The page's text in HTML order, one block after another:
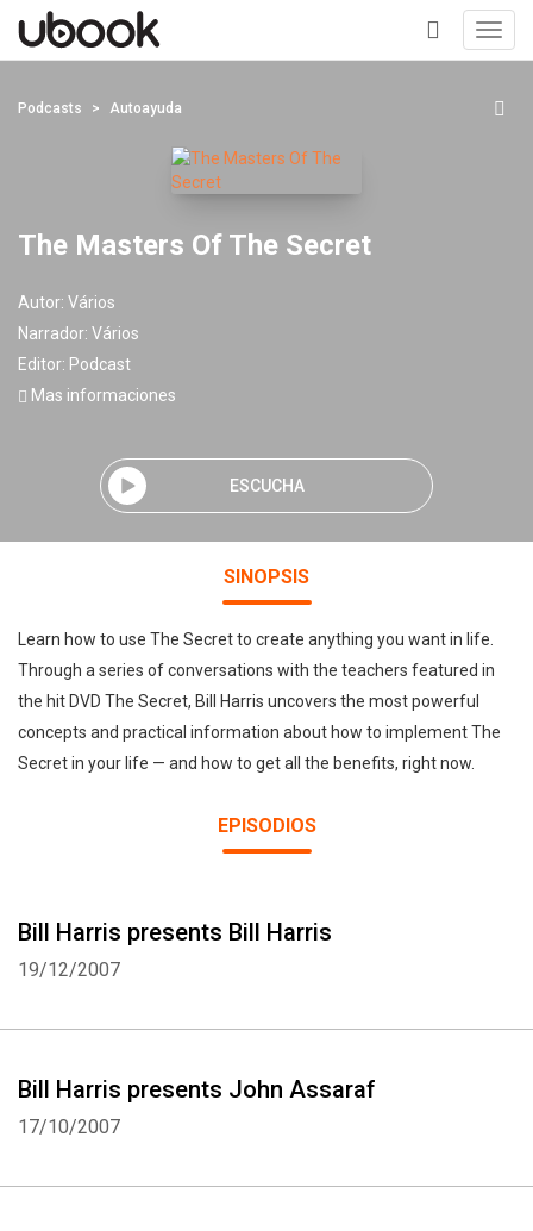
+
Podcasts Autoayuda
The Masters Of The Secret
Autor: Vários
Narrador: Vários
Editor: Podcast
Mas informaciones
ESCUCHA
SINOPSIS
Learn how to use The Secret to create anything you want in life.
Through a series of conversations with the teachers featured in
the hit DVD The Secret, Bill Harris uncovers the most powerful
concepts and practical information about how to implement The
Secret in your life — and how to get all the benefits, right now.
EPISODIOS
Bill Harris presents Bill Harris
19/12/2007
Bill Harris presents John Assaraf
17/10/2007